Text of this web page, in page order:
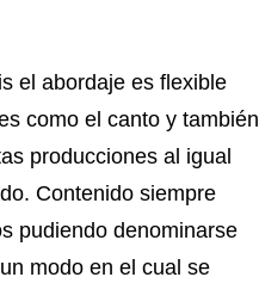
el abordaje es flexible
como el canto y también
producciones al igual
Contenido siempre
pudiendo denominarse
modo en el cual se